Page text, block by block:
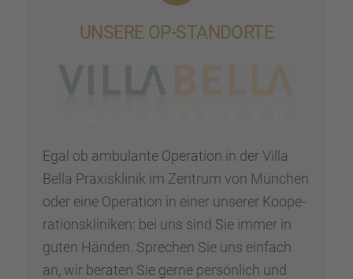
UNSERE OP-STAND­ORTE
Egal ob ambulante Opera­tion in der Villa
Bella Praxis­kli­nik im Zentrum von München
oder eine Opera­tion in einer unserer Koope­
ra­ti­ons­kli­ni­ken: bei uns sind Sie immer in
guten Händen. Sprechen Sie uns einfach
an, wir beraten Sie gerne persön­lich und